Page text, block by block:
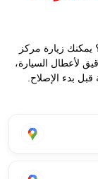
زيارة مركز
لأعطال السيارة،
بدء الإصلاح.